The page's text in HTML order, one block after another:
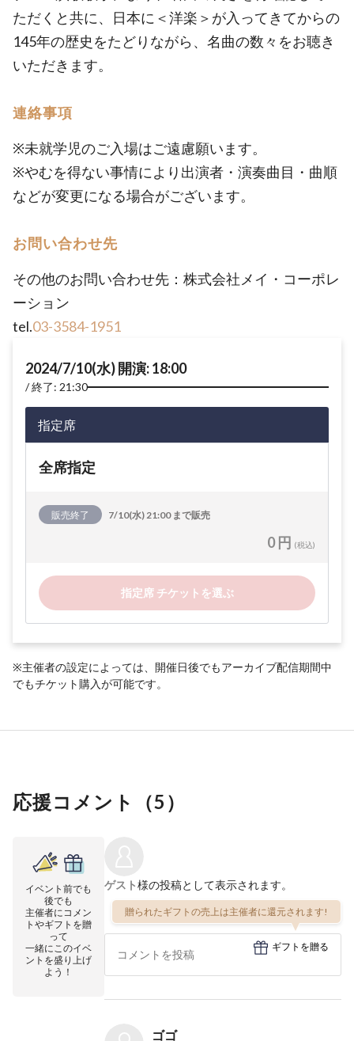
ただくと共に、日本に＜洋楽＞が入ってきてからの
145年の歴史をたどりながら、名曲の数々をお聴き
いただきます。
連絡事項
※未就学児のご入場はご遠慮願います。
※やむを得ない事情により出演者・演奏曲目・曲順
などが変更になる場合がございます。
お問い合わせ先
その他のお問い合わせ先：株式会社メイ・コーポレ
ーション
tel.03-3584-1951
2024/7/10(水) 開演: 18:00
終了: 21:30
指定席
全席指定
販売終了 7/10(水) 21:00 まで販売
0 円 (税込)
指定席 チケットを選ぶ
※主催者の設定によっては、開催日後でもアーカイブ配信期間中
でもチケット購入が可能です。
応援コメント（5 ）
イベント前でも
後でも
主催者にコメン
トやギフトを贈
って
一緒にこのイベ
ントを盛り上げ
よう！
ゲスト様の投稿として表示されます。
贈られたギフトの売上は主催者に還元されます!
ギフトを贈る
ゴゴ